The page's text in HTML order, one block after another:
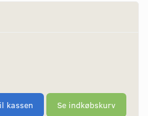
kassen Se indkøbskurv